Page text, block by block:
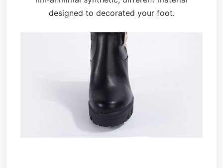
designed to decorated your foot.